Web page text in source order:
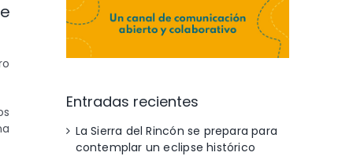
Entradas recientes
La Sierra del Rincón se prepara para
contemplar un eclipse histórico